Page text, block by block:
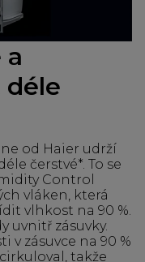
a
déle
od Haier udrží
čerstvé*. To se
Control
vláken, která
vlhkost na 90 %.
uvnitř zásuvky.
v zásuvce na 90 %
takže